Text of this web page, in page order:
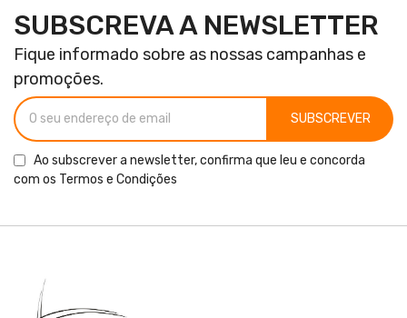
SUBSCREVA A NEWSLETTER
Fique informado sobre as nossas campanhas e
promoções.
SUBSCREVER
Ao subscrever a newsletter, confirma que leu e concorda
com os Termos e Condições